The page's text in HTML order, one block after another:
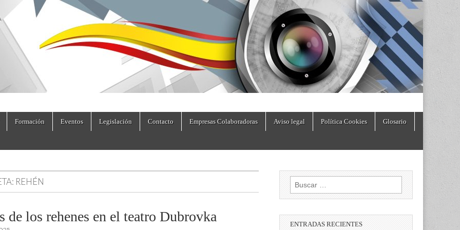
Formación Eventos Legislación Contacto Empresas Colaboradoras Aviso legal Política Cookies Glosario
REHÉN
de los rehenes en el teatro Dubrovka
Buscar:
ENTRADAS RECIENTES